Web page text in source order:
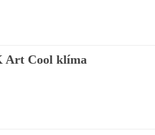
Art Cool klíma